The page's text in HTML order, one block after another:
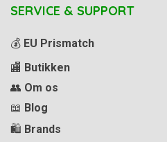
SERVICE & SUPPORT
💰 EU Prismatch
🏬 Butikken
👥 Om os
📖 Blog
🛍️ Brands